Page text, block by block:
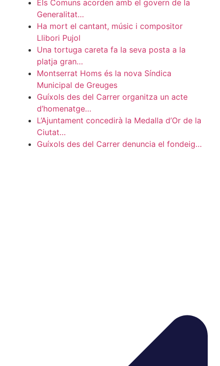
Els Comuns acorden amb el govern de la
Generalitat…
Ha mort el cantant, músic i compositor
Llibori Pujol
Una tortuga careta fa la seva posta a la
platja gran…
Montserrat Homs és la nova Síndica
Municipal de Greuges
Guíxols des del Carrer organitza un acte
d’homenatge…
L’Ajuntament concedirà la Medalla d’Or de la
Ciutat…
Guíxols des del Carrer denuncia el fondeig…